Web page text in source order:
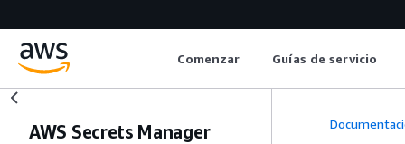
Comenzar Guías de servicio
AWS Secrets Manager